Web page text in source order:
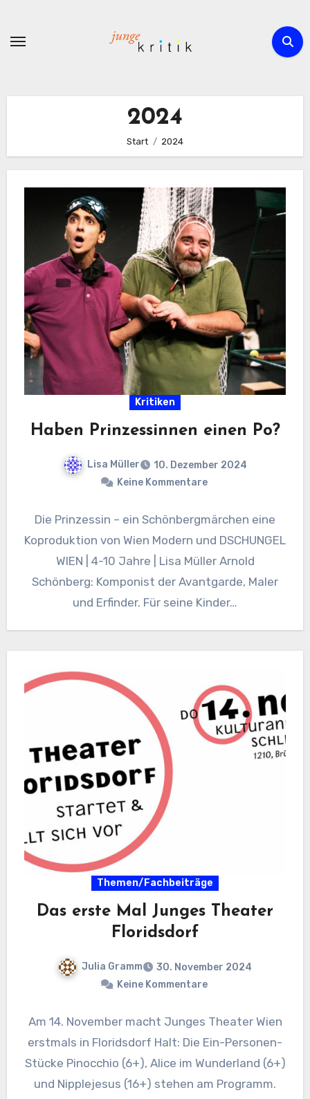
springen
2024
Start 2024
Kritiken
Haben Prinzessinnen einen Po?
Lisa Müller
10. Dezember 2024
Keine Kommentare
Die Prinzessin – ein Schönbergmärchen eine
Koproduktion von Wien Modern und DSCHUNGEL
WIEN | 4-10 Jahre | Lisa Müller Arnold
Schönberg: Komponist der Avantgarde, Maler
und Erfinder. Für seine Kinder…
Themen/Fachbeiträge
Das erste Mal Junges Theater
Floridsdorf
Julia Gramm
30. November 2024
Keine Kommentare
Am 14. November macht Junges Theater Wien
erstmals in Floridsdorf Halt: Die Ein-Personen-
Stücke Pinocchio (6+), Alice im Wunderland (6+)
und Nipplejesus (16+) stehen am Programm.